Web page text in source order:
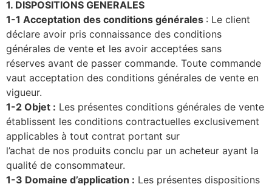
1. DISPOSITIONS GENERALES
1-1 Acceptation des conditions générales : Le client
déclare avoir pris connaissance des conditions
générales de vente et les avoir acceptées sans
réserves avant de passer commande. Toute commande
vaut acceptation des conditions générales de vente en
vigueur.
1-2 Objet : Les présentes conditions générales de vente
établissent les conditions contractuelles exclusivement
applicables à tout contrat portant sur
l’achat de nos produits conclu par un acheteur ayant la
qualité de consommateur.
1-3 Domaine d’application : Les présentes dispositions